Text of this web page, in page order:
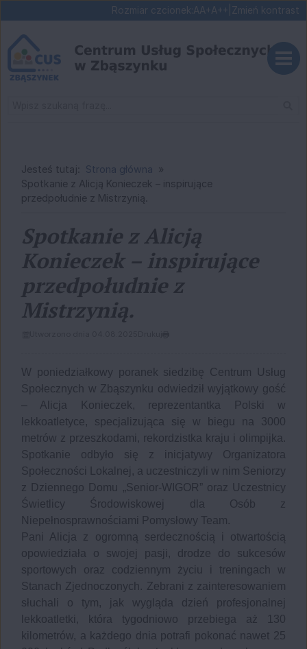
Przejdź do głównej treści Przejdź do wyszukiwarki
Rozmiar czcionek: Ustaw domyślną
AUstaw większą
A+Ustaw największą
A++ Zmień kontrast
Jesteś tutaj:
Strona główna
Spotkanie z Alicją Konieczek – inspirujące
przedpołudnie z Mistrzynią.
Spotkanie z Alicją
Konieczek – inspirujące
przedpołudnie z
Mistrzynią.
W poniedziałkowy poranek siedzibę Centrum Usług
Społecznych w Zbąszynku odwiedził wyjątkowy gość
– Alicja Konieczek, reprezentantka Polski w
lekkoatletyce, specjalizująca się w biegu na 3000
metrów z przeszkodami, rekordzistka kraju i olimpijka.
Spotkanie odbyło się z inicjatywy Organizatora
Społeczności Lokalnej, a uczestniczyli w nim Seniorzy
z Dziennego Domu „Senior-WIGOR” oraz Uczestnicy
Świetlicy Środowiskowej dla Osób z
Niepełnosprawnościami Pomysłowy Team.
Pani Alicja z ogromną serdecznością i otwartością
opowiedziała o swojej pasji, drodze do sukcesów
sportowych oraz codziennym życiu i treningach w
Stanach Zjednoczonych. Zebrani z zainteresowaniem
słuchali o tym, jak wygląda dzień profesjonalnej
lekkoatletki, która tygodniowo przebiega aż 130
kilometrów, a każdego dnia potrafi pokonać nawet 25